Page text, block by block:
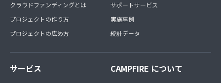
クラウドファンディングとは
プロジェクトの作り方
プロジェクトの広め方
サポートサービス
実施事例
統計データ
サービス CAMPFIRE について